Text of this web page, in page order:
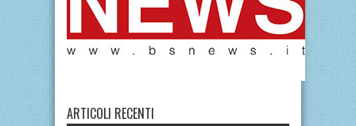
ARTICOLI RECENTI